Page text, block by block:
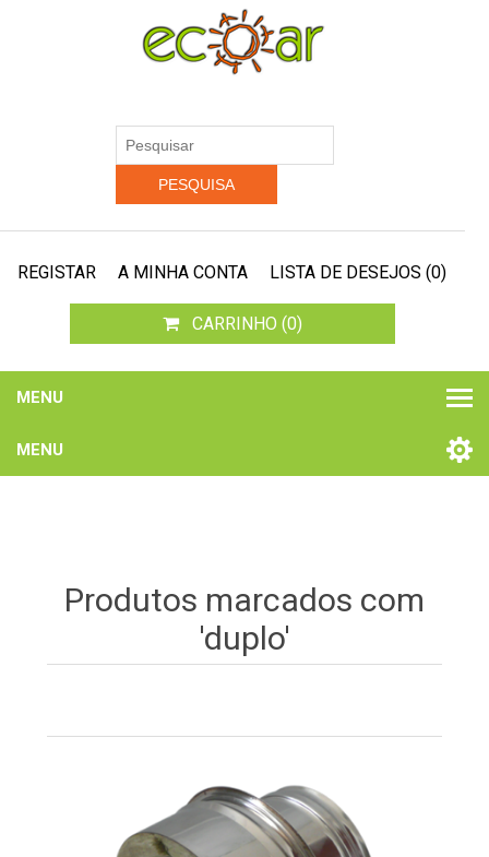
REGISTAR A MINHA CONTA LISTA DE DESEJOS (0)
CARRINHO (0)
MENU
MENU
Produtos marcados com
'duplo'